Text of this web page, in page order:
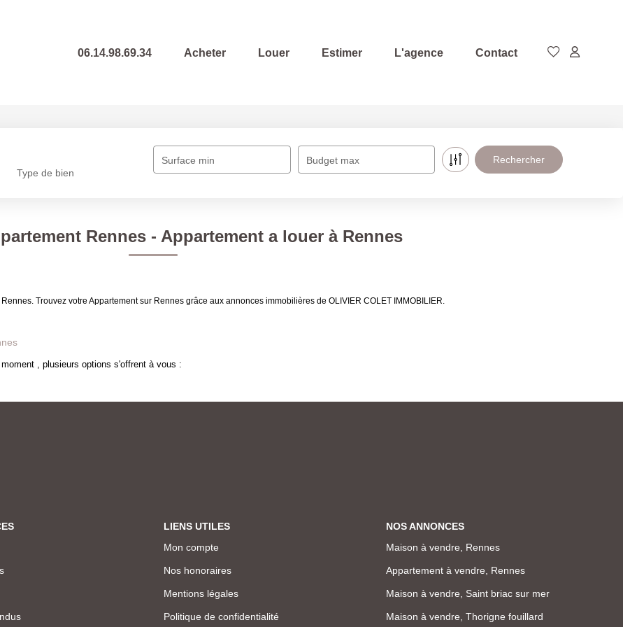
06.14.98.69.34 Acheter Louer Estimer L'agence Contact
Type de bien
Surface min Budget max
Rennes - Appartement a louer à Rennes
Trouvez votre Appartement sur Rennes grâce aux annonces immobilières de OLIVIER COLET IMMOBILIER.
, plusieurs options s'offrent à vous :
LIENS UTILES
Mon compte
Nos honoraires
Mentions légales
Politique de confidentialité
NOS ANNONCES
Maison à vendre, Rennes
Appartement à vendre, Rennes
Maison à vendre, Saint briac sur mer
Maison à vendre, Thorigne fouillard